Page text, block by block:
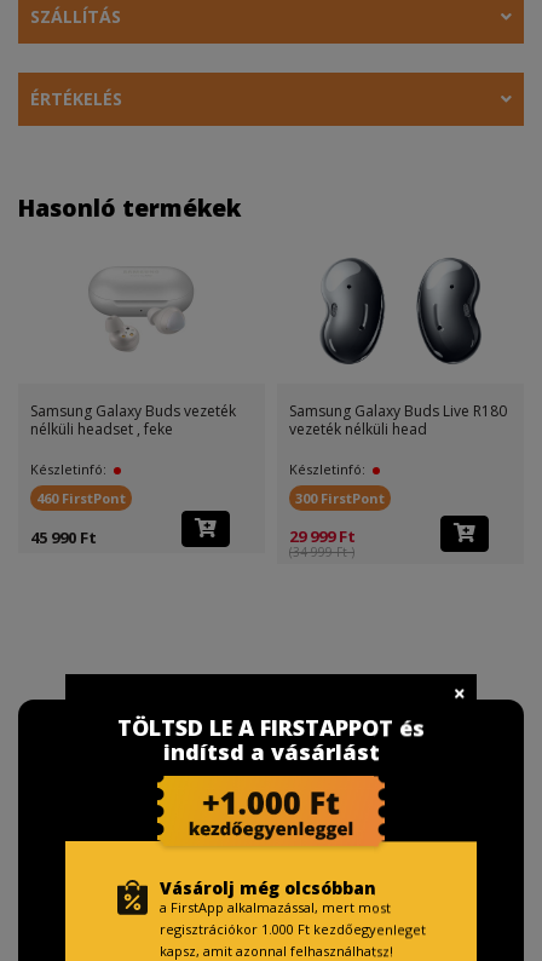
SZÁLLÍTÁS
ÉRTÉKELÉS
Hasonló termékek
Samsung Galaxy Buds vezeték
nélküli headset , feke
Készletinfó:
460 FirstPont
45 990 Ft
Samsung Galaxy Buds Live R180
vezeték nélküli head
Készletinfó:
300 FirstPont
29 999 Ft
(34 999 Ft )
TÖLTSD LE A FIRSTAPPOT és
indítsd a vásárlást
Vásárolj még olcsóbban
a FirstApp alkalmazással, mert most
regisztrációkor 1.000 Ft kezdőegyenleget
kapsz, amit azonnal felhasználhatsz!